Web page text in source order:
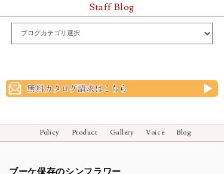
Staff Blog
Policy Product Gallery Voice Blog
ブーケ保存のシンフラワー